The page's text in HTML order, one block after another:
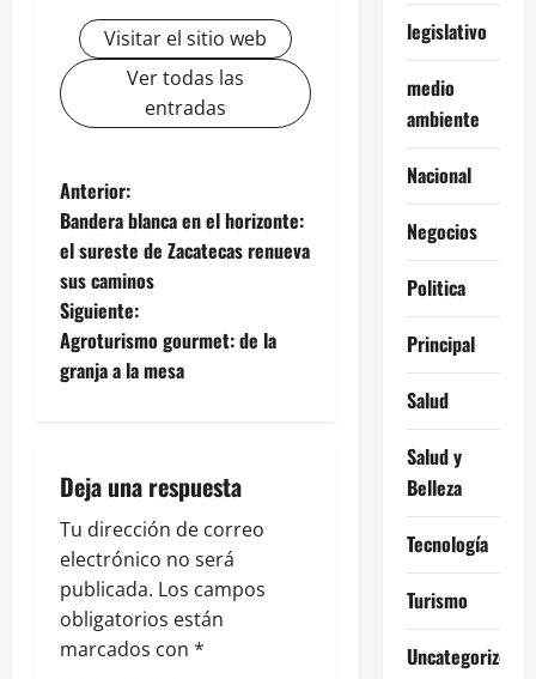
Visitar el sitio web
Ver todas las
entradas
N
a
v
e
g
c
i
ó
n
Anterior:
Bandera blanca en el horizonte:
el sureste de Zacatecas renueva
sus caminos
Siguiente:
Agroturismo gourmet: de la
granja a la mesa
Deja una respuesta
Tu dirección de correo
electrónico no será
publicada. Los campos
obligatorios están
marcados con *
legislativo
medio
ambiente
Nacional
Negocios
Politica
Principal
Salud
Salud y
Belleza
Tecnología
Turismo
Uncategorized